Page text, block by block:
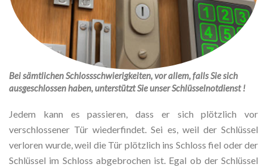
Bei sämtlichen Schlossschwierigkeiten, vor allem, falls Sie sich
ausgeschlossen haben, unterstützt Sie unser Schlüsselnotdienst !
Jedem kann es passieren, dass er sich plötzlich vor
verschlossener Tür wiederfindet. Sei es, weil der Schlüssel
verloren wurde, weil die Tür plötzlich ins Schloss fiel oder der
Schlüssel im Schloss abgebrochen ist. Egal ob der Schlüssel